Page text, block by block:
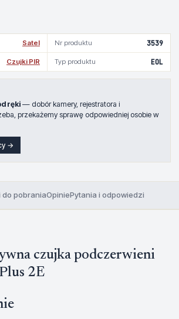
Satel Nr produktu 3539
Czujki PIR Typ produktu EOL
ręki — dobór kamery, rejestratora i
przekażemy sprawę odpowiedniej osobie w
→
do pobraniaOpiniePytania i odpowiedzi
czujka podczerwieni
2E